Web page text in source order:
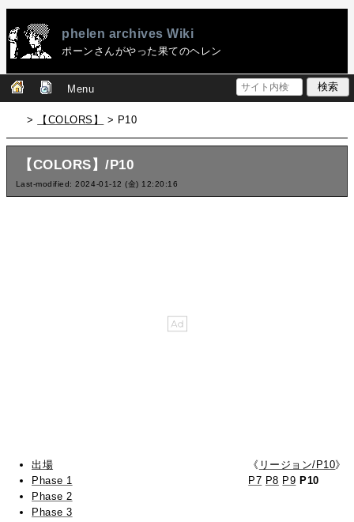
phelen archives Wiki
ポーンさんがやった果てのヘレン
Menu
> 【COLORS】 > P10
【COLORS】/P10
Last-modified: 2024-01-12 (金) 12:20:16
出場
Phase 1
Phase 2
Phase 3
《 リージョン/P10》
P7 P8 P9 P10